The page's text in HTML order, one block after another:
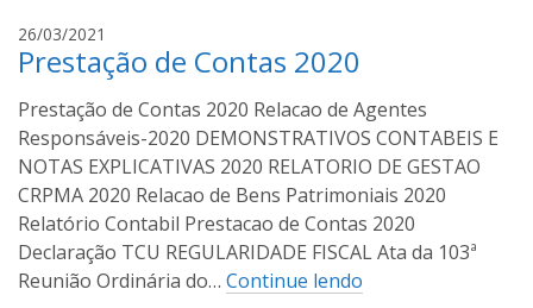
a
26/03/2021
s
c
e
m
i
r
o
o
s
Prestação de Contas 2020
Prestação de Contas 2020 Relacao de Agentes
Responsáveis-2020 DEMONSTRATIVOS CONTABEIS E
NOTAS EXPLICATIVAS 2020 RELATORIO DE GESTAO
CRPMA 2020 Relacao de Bens Patrimoniais 2020
Relatório Contabil Prestacao de Contas 2020
Declaração TCU REGULARIDADE FISCAL Ata da 103ª
Reunião Ordinária do… Continue lendo